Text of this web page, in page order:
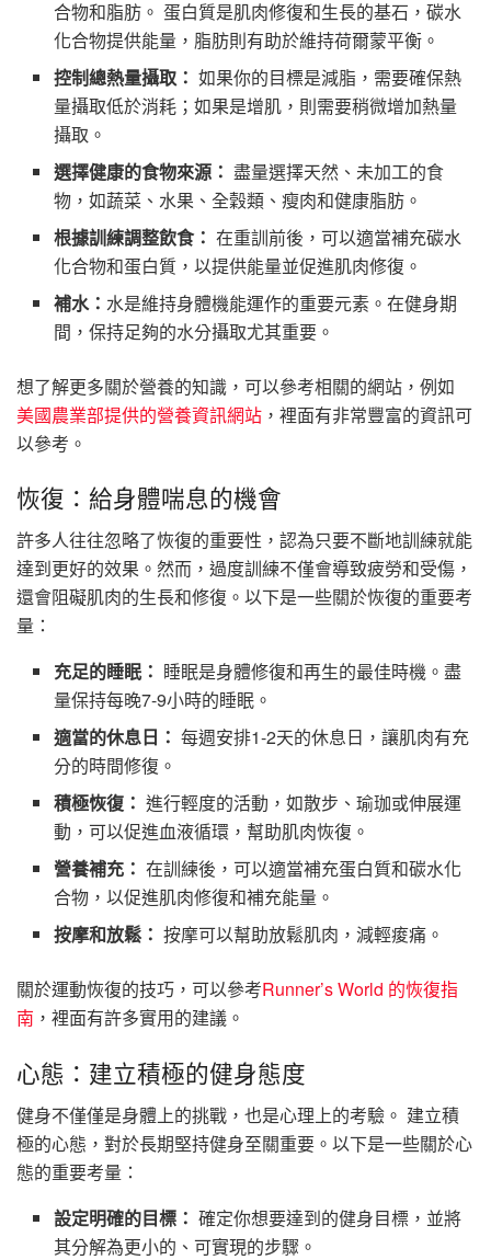
合物和脂肪。 蛋白質是肌肉修復和生長的基石，碳水
化合物提供能量，脂肪則有助於維持荷爾蒙平衡。
控制總熱量攝取： 如果你的目標是減脂，需要確保熱
量攝取低於消耗；如果是增肌，則需要稍微增加熱量
攝取。
選擇健康的食物來源： 盡量選擇天然、未加工的食
物，如蔬菜、水果、全穀類、瘦肉和健康脂肪。
根據訓練調整飲食： 在重訓前後，可以適當補充碳水
化合物和蛋白質，以提供能量並促進肌肉修復。
補水：水是維持身體機能運作的重要元素。在健身期
間，保持足夠的水分攝取尤其重要。
想了解更多關於營養的知識，可以參考相關的網站，例如
美國農業部提供的營養資訊網站 ，裡面有非常豐富的資訊可
以參考。
恢復：給身體喘息的機會
許多人往往忽略了恢復的重要性，認為只要不斷地訓練就能
達到更好的效果。然而，過度訓練不僅會導致疲勞和受傷，
還會阻礙肌肉的生長和修復。以下是一些關於恢復的重要考
量：
充足的睡眠： 睡眠是身體修復和再生的最佳時機。盡
量保持每晚7-9小時的睡眠。
適當的休息日： 每週安排1-2天的休息日，讓肌肉有充
分的時間修復。
積極恢復： 進行輕度的活動，如散步、瑜珈或伸展運
動，可以促進血液循環，幫助肌肉恢復。
營養補充： 在訓練後，可以適當補充蛋白質和碳水化
合物，以促進肌肉修復和補充能量。
按摩和放鬆： 按摩可以幫助放鬆肌肉，減輕痠痛。
關於運動恢復的技巧，可以參考Runner’s World 的恢復指
南 ，裡面有許多實用的建議。
心態：建立積極的健身態度
健身不僅僅是身體上的挑戰，也是心理上的考驗。 建立積
極的心態，對於長期堅持健身至關重要。以下是一些關於心
態的重要考量：
設定明確的目標： 確定你想要達到的健身目標，並將
其分解為更小的、可實現的步驟。